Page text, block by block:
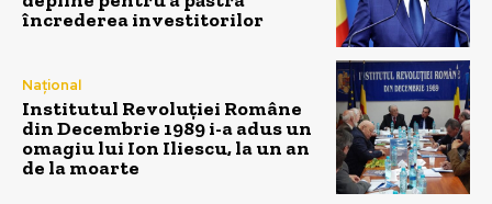
încrederea investitorilor
Național
Institutul Revoluției Române
din Decembrie 1989 i-a adus un
omagiu lui Ion Iliescu, la un an
de la moarte